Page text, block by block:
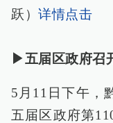
跃）详情点击
▶五届区政府召
5月11日下午，
五届区政府第